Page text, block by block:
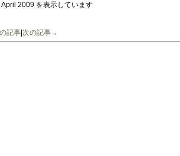
April 2009 を表示しています
記事 次の記事→